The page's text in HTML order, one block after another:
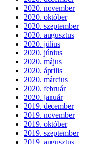
2020. november
2020. október
2020. szeptember
2020. augusztus
2020. július
2020. június
2020. május
2020. április
2020. március
2020. február
2020. január
2019. december
2019. november
2019. október
2019. szeptember
2019. augusztus